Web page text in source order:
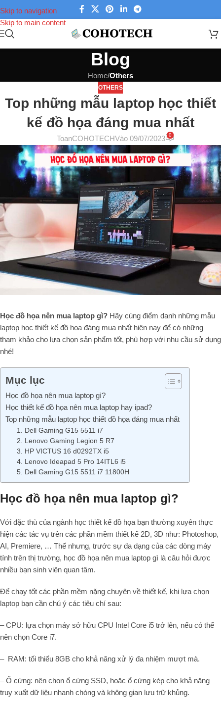
Skip to navigation
Skip to main content
Blog
Home/Others
OTHERS
Top những mẫu laptop học thiết
kế đồ họa đáng mua nhất
ToanCOHOTECHVào 09/07/2023 0
Học đồ họa nên mua laptop gì? Hãy cùng điểm danh những mẫu
laptop học thiết kế đồ họa đáng mua nhất hiện nay để có những
tham khảo cho lựa chọn sản phẩm tốt, phù hợp với nhu cầu sử dụng
nhé!
Mục lục
Học đồ họa nên mua laptop gì?
Học thiết kế đồ họa nên mua laptop hay ipad?
Top những mẫu laptop học thiết đồ họa đáng mua nhất
1. Dell Gaming G15 5511 i7
2. Lenovo Gaming Legion 5 R7
3. HP VICTUS 16 d0292TX i5
4. Lenovo Ideapad 5 Pro 14ITL6 i5
5. Dell Gaming G15 5511 i7 11800H
Học đồ họa nên mua laptop gì?
Với đặc thù của ngành học thiết kế đồ họa bạn thường xuyên thực
hiện các tác vụ trên các phần mềm thiết kế 2D, 3D như: Photoshop,
AI, Premiere, … Thế nhưng, trước sự đa dạng của các dòng máy
tính trên thị trường, học đồ họa nên mua laptop gì là câu hỏi được
nhiều bạn sinh viên quan tâm.
Để chạy tốt các phần mềm nặng chuyên về thiết kế, khi lựa chọn
laptop bạn cần chú ý các tiêu chí sau:
– CPU: lựa chọn máy sở hữu CPU Intel Core i5 trở lên, nếu có thể
nên chọn Core i7.
– RAM: tối thiểu 8GB cho khả năng xử lý đa nhiệm mượt mà.
– Ổ cứng: nên chọn ổ cứng SSD, hoặc ổ cứng kép cho khả năng
truy xuất dữ liệu nhanh chóng và không gian lưu trữ khủng.